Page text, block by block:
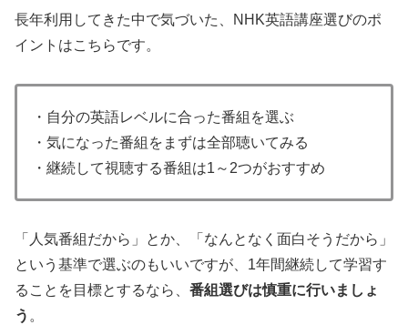
長年利用してきた中で気づいた、NHK英語講座選びのポ
イントはこちらです。
・自分の英語レベルに合った番組を選ぶ
・気になった番組をまずは全部聴いてみる
・継続して視聴する番組は1～2つがおすすめ
「人気番組だから」とか、「なんとなく面白そうだから」
という基準で選ぶのもいいですが、1年間継続して学習す
ることを目標とするなら、 番組選びは慎重に行いましょ
う 。